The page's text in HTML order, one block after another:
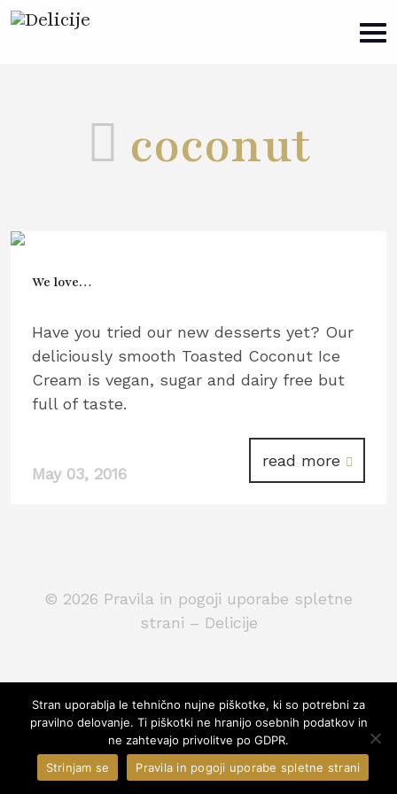
coconut
We love…
Have you tried our new desserts yet? Our
deliciously smooth Toasted Coconut Ice
Cream is vegan, sugar and dairy free but
full of taste.
read more
May 03, 2016
© 2026 Pravila in pogoji uporabe spletne
strani – Delicije
Stran uporablja le tehnično nujne piškotke, ki so potrebni za
pravilno delovanje. Ti piškotki ne hranijo osebnih podatkov in
ne zahtevajo privolitve po GDPR.
Strinjam se
Pravila in pogoji uporabe spletne strani